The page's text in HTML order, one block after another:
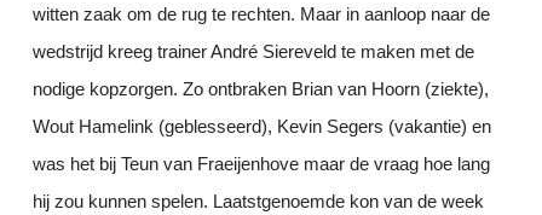
witten zaak om de rug te rechten. Maar in aanloop naar de
wedstrijd kreeg trainer André Siereveld te maken met de
nodige kopzorgen. Zo ontbraken Brian van Hoorn (ziekte),
Wout Hamelink (geblesseerd), Kevin Segers (vakantie) en
was het bij Teun van Fraeijenhove maar de vraag hoe lang
hij zou kunnen spelen. Laatstgenoemde kon van de week